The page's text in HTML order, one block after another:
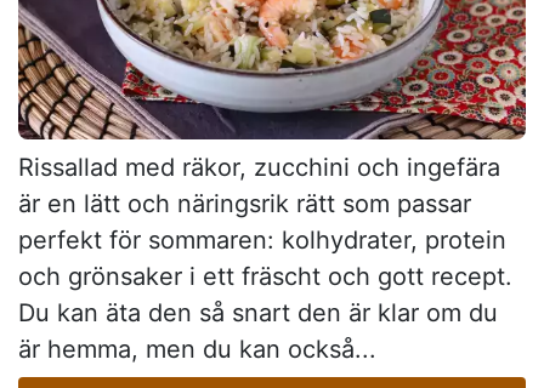
Rissallad med räkor, zucchini och ingefära
är en lätt och näringsrik rätt som passar
perfekt för sommaren: kolhydrater, protein
och grönsaker i ett fräscht och gott recept.
Du kan äta den så snart den är klar om du
är hemma, men du kan också...